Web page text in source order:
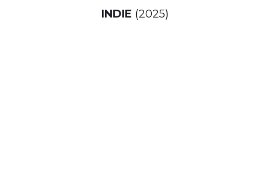
INDIE (2025)